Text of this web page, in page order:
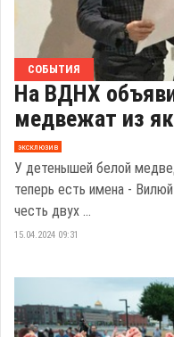
СОБЫТИЯ
На ВДНХ
медвежат из
эксклюзив
У детенышей белой
теперь есть имена -
честь двух ...
15.04.2024 09:31